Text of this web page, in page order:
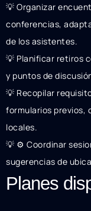
💡 Organizar
conferencias,
de los asistentes.
💡 Planificar retiros
y puntos de
💡 Recopilar
formularios previos,
locales.
💡 ⚙️ Coordinar
sugerencias de
Planes